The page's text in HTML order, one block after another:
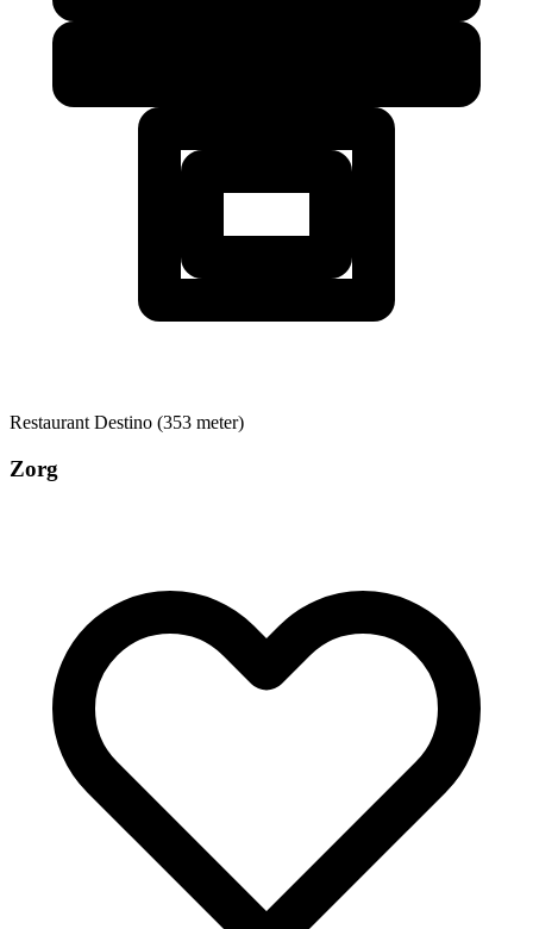
Restaurant Destino (353 meter)
Zorg